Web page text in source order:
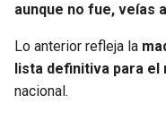
aunque no fue, veías
Lo anterior refleja la
lista definitiva para
nacional.